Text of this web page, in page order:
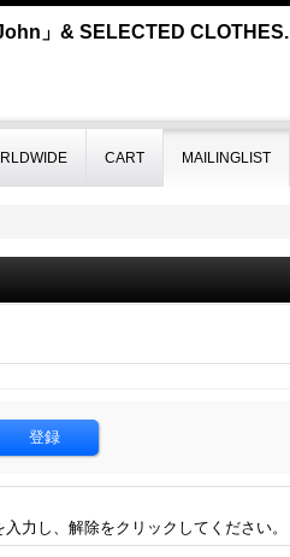
」& SELECTED CLOTHES.
CART MAILINGLIST
力し、解除をクリックしてください。